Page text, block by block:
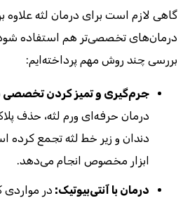
گاهی لازم است برای درمان لثه علاوه
درمان‌های تخصصی‌تر هم استفاده
بررسی چند روش مهم پرداخته‌ایم:
جرم‌گیری و تمیز کردن تخصصی
درمان حرفه‌ای ورم لثه، حذف
دندان و زیر خط لثه تجمع کرده
ابزار مخصوص انجام می‌دهد.
درمان با آنتی‌بیوتیک: در